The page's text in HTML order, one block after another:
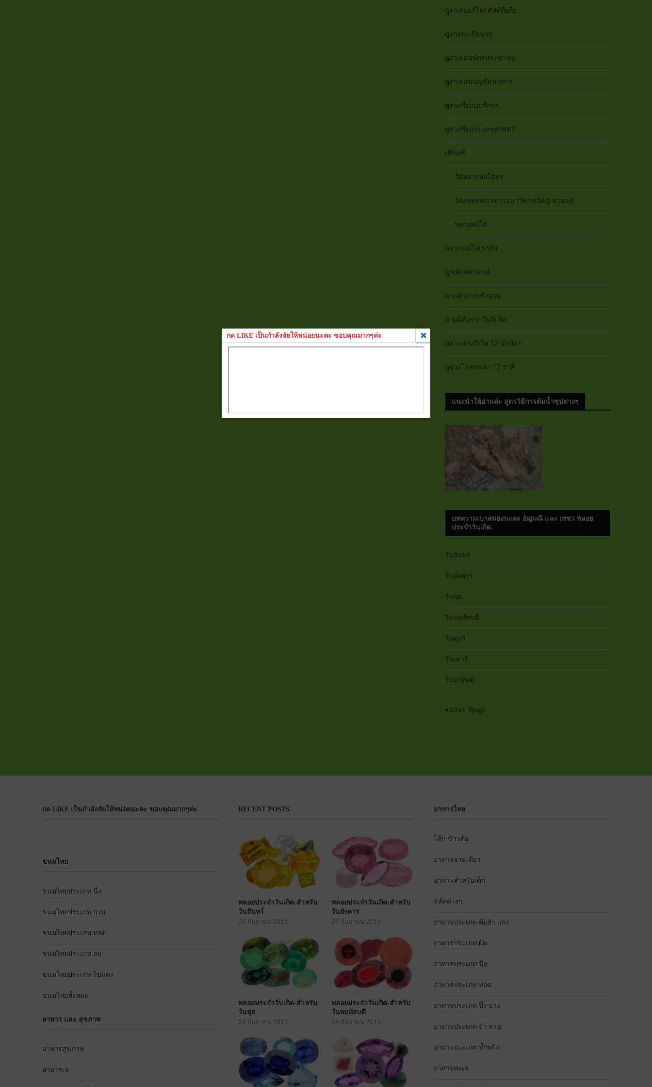
ดูดวงเบอร์โทรศัพท์มือถือ
ดูดวงทะเบียนรถ
ดูดวงเลขบัตรประชาชน
ดูดวงเลขบัญชีธนาคาร
ดูดวงชื่อแบบทักษา
ดูดวงชื่อแบบเลขศาสตร์
เซียมซี
วัดหลวงพ่อโสธร
วัดสระเกศราชวรมหาวิหาร(วัดภูเขาทอง)
หลวงพ่อโต
พยากรณ์โอเรกุรัม
ลูกเต๋าพยากรณ์
ถามคำถามเซ้งปวย
ทายนิสัยจากวันที่เกิด
ดูดวงตามปีเกิด 12 นักษัตร
ดูดวงโชคชะตา 12 ราศี
แนะนำให้อ่านค่ะ สูตรวิธีการต้มน้ำซุปต่างๆ
บทความเบาสมองนะคะ อัญมณี และ เพชร พลอย
ประจำวันเกิด
วันจันทร์
วันอังคาร
วันพุธ
วันพฤหัสบดี
วันศุกร์
วันเสาร์
วันอาทิตย์
•สมัคร Yengo
กด LIKE เป็นกำลังจัยให้หน่อยนะคะ ขอบคุณมากๆค่ะ
ขนมไทย
ขนมไทยประเภท นึ่ง
ขนมไทยประเภท กวน
ขนมไทยประเภท ทอด
ขนมไทยประเภท อบ
ขนมไทยประเภท ไข่แดง
ขนมไทยทั้งหมด
อาหาร และ สุขภาพ
อาหารสุขภาพ
อาหารเจ
RECENT POSTS
พลอยประจำวันเกิด-สำหรับ
วันจันทร์
24 กันยายน 2011
พลอยประจำวันเกิด-สำหรับ
วันอังคาร
24 กันยายน 2011
พลอยประจำวันเกิด-สำหรับ
วันพุธ
24 กันยายน 2011
พลอยประจำวันเกิด-สำหรับ
วันพฤหัสบดี
24 กันยายน 2011
อาหารไทย
โจ๊ก-ข้าวต้ม
อาหารจานเดียว
อาหารสำหรับเด็ก
สลัดต่างๆ
อาหารประเภท ต้มยำ แกง
อาหารประเภท ผัด
อาหารประเภท นึ่ง
อาหารประเภท ทอด
อาหารประเภท ปิ้ง-ย่าง
อาหารประเภท ยำ ลาบ
อาหารประเภท น้ำพริก
อาหารทะเล
กด LIKE เป็นกำลังจัยให้หน่อยนะคะ ขอบคุณมากๆค่ะ